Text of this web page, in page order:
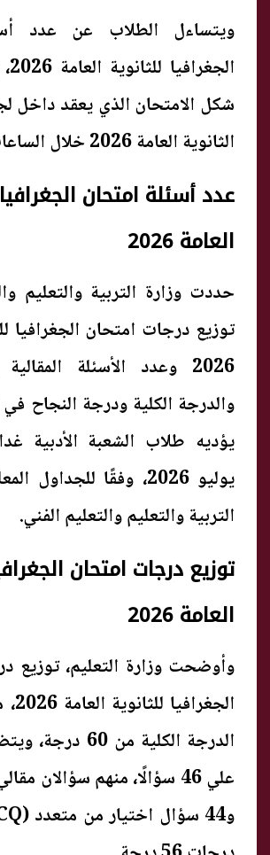
ويتساءل الطلاب عن عدد
شكل الامتحان الذي يعقد داخل
الثانوية العامة 2026 خلال الساعات القادمة.
عدد أسئلة امتحان
العامة 2026
حددت وزارة التربية والتعليم
توزيع درجات امتحان الجغرافيا
2026 وعدد الأسئلة
والدرجة الكلية ودرجة النجاح في
يوليو 2026، وفقًا
التربية والتعليم والتعليم الفني.
توزيع درجات امتحان
العامة 2026
وأوضحت وزارة التعليم، توزيع
الدرجة الكلية من